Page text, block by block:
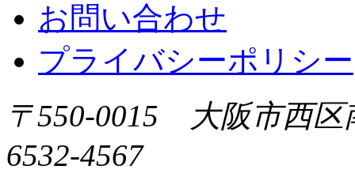
お問い合わせ
プライバシーポリシー
〒550-0015 大阪市西
6532-4567